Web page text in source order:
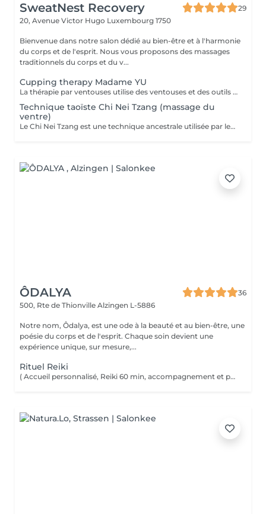
SweatNest Recovery
29
20, Avenue Victor Hugo Luxembourg 1750
Bienvenue dans notre salon dédié au bien-être et à l'harmonie
du corps et de l'esprit. Nous vous proposons des massages
traditionnels du corps et du v...
Cupping therapy Madame YU
La thérapie par ventouses utilise des ventouses et des outils qui, par combustion, expulsent l'air de l'intérieur des ventouses, créant une pression négative qui permet aux ventouses d'adhérer aux points d'acupuncture ou à la surface de la peau où la thérapie par ventouses doit être effectuée, produisant ainsi une stimulation. Pour ce faire, à la fois en prévention et en traitement, la peau au niveau du site d'application des ventouses devient congestionnée et il y a stase sanguine Cupping therapy uses cups and tools employing combustion to expel air from inside the cups, creating negative pressure that causes the cups to adhere to acuponts or the skin surface where cupping is to be performed, thus producing stimulation,to achieve both prevention and treatment, the skin at the cupping site will become congested,and blood stasis.
Technique taoïste Chi Nei Tzang (massage du
ventre)
Le Chi Nei Tzang est une technique ancestrale utilisée par les moines taoïstes de la Chine qui signifie «travail de l'énergie des organes internes». Selon les taoïstes, chaque organe est lié à une émotion : la colère au foie, la peur aux reins. Notre ventre porte en lui les traces laissées par tous nos traumatismes et nos secrets les plus intimes. L'obstruction des organes internes bloque la libre circulation de l'énergie vitale, le Chi. Le massage agit en profondeur sur les viscères, les émotions et tous les systèmes vitaux du corps. Déroulement de la séance: Pendant le soin vous êtes allongés sur le dos : le torse et le ventre nus, le bas du ventre et les jambes sont couverts ainsi que la poitrine chez les femmes. Pendant la séance vous portez un masque sur les yeux pour pouvoir vous détendre complètement. Mais vous restez attentifs à vos sensations ! À tout moment, si quelque chose vous inquiète ou vous dérange, (certains points de l'intestin peuvent être sensibles !) n'hésitez pas me signaler. Lors de massage j'utilise de l'huile de sésame ou d'amande douce. Aux certains moments lors de soin je prononce «six sons de guérison» qui possèdent un potentiel vibratoire qui participe du nettoyage des organes. Des pressions souples et profondes, appliquées directement sur les organes ou sur des points réflexes, permettent aux énergies ou aux émotions prisonnières, de se libérer. Le massage se termine par le drainage lymphatique et l'équilibrage des pouls.
ÔDALYA
36
500, Rte de Thionville Alzingen L-5886
Notre nom, Ôdalya, est une ode à la beauté et au bien-être, une
poésie du corps et de l'esprit. Chaque soin devient une
expérience unique, sur mesure,...
Rituel Reiki
( Accueil personnalisé, Reiki 60 min, accompagnement et partage ) Soin énergétique d'origine japonaise qui permet de faire circuler et d'harmoniser l'énergie du corps. Le Reiki aide à apaiser le corps et l'esprit, favorise la relaxation, contribue à améliorer le sommeil, calme les tensions.